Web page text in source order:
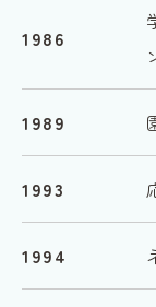
1986
1989
1993
1994